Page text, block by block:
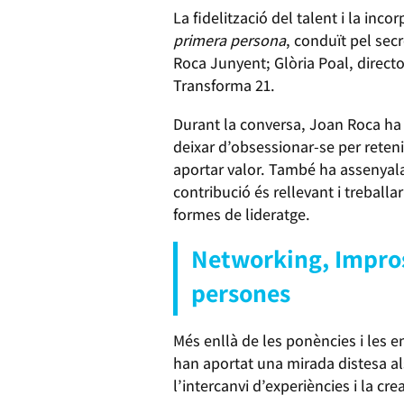
La fidelització del talent i la
primera persona, conduït pel
Roca Junyent; Glòria Poal,
Transforma 21.
Durant la conversa, Joan Roca
deixar d’obsessionar-se per
aportar valor. També ha
contribució és rellevant i
formes de lideratge.
Networking,
persones
Més enllà de les ponències i les
han aportat una mirada distesa
l’intercanvi d’experiències i la